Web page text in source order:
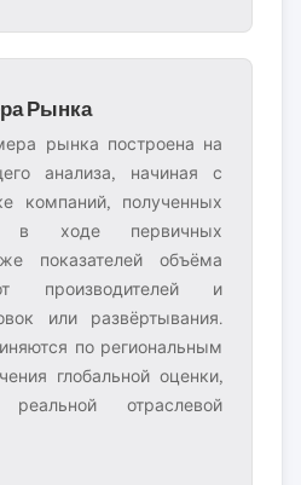
Рынка
рынка построена на
анализа, начиная с
компаний, полученных
в ходе первичных
показателей объёма
производителей и
или развёртывания.
по региональным
глобальной оценки,
отраслевой